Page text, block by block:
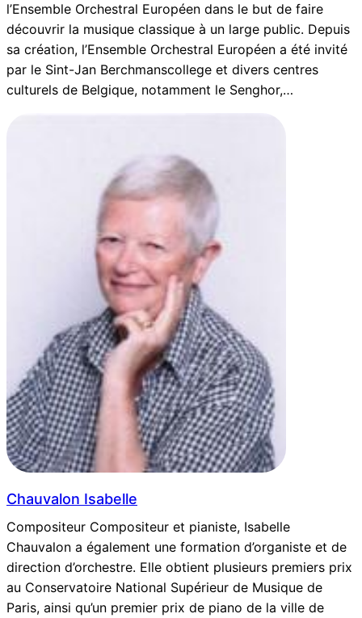
l’Ensemble Orchestral Européen dans le but de faire
découvrir la musique classique à un large public. Depuis
sa création, l’Ensemble Orchestral Européen a été invité
par le Sint-Jan Berchmanscollege et divers centres
culturels de Belgique, notamment le Senghor,…
Chauvalon Isabelle
Compositeur Compositeur et pianiste, Isabelle
Chauvalon a également une formation d’organiste et de
direction d’orchestre. Elle obtient plusieurs premiers prix
au Conservatoire National Supérieur de Musique de
Paris, ainsi qu’un premier prix de piano de la ville de